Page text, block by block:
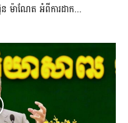
ម៉ាណែត អំពីការដាក...